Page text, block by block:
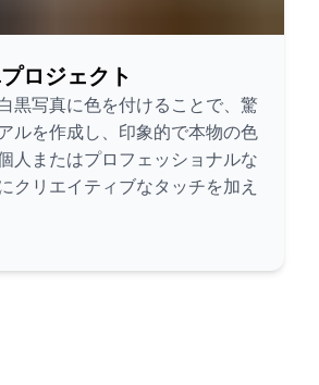
ロジェクト
黒写真に色を付けることで、驚
ルを作成し、印象的で本物の色
人またはプロフェッショナルな
クリエイティブなタッチを加え